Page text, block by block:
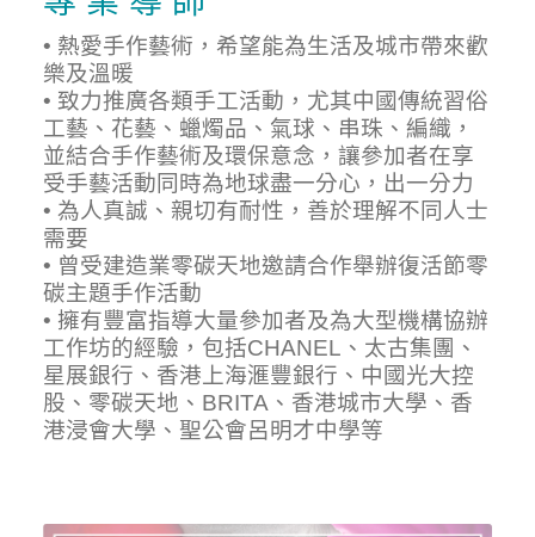
• 熱愛手作藝術，希望能為生活及城市帶來歡
樂及溫暖
• 致力推廣各類手工活動，尤其中國傳統習俗
工藝、花藝、蠟燭品、氣球、串珠、編織，
並結合手作藝術及環保意念，讓參加者在享
受手藝活動同時為地球盡一分心，出一分力
• 為人真誠、親切有耐性，善於理解不同人士
需要
• 曾受建造業零碳天地邀請合作舉辦復活節零
碳主題手作活動
• 擁有豐富指導大量參加者及為大型機構協辦
工作坊的經驗，包括CHANEL、太古集團、
星展銀行、香港上海滙豐銀行、中國光大控
股、零碳天地、BRITA、香港城市大學、香
港浸會大學、聖公會呂明才中學等